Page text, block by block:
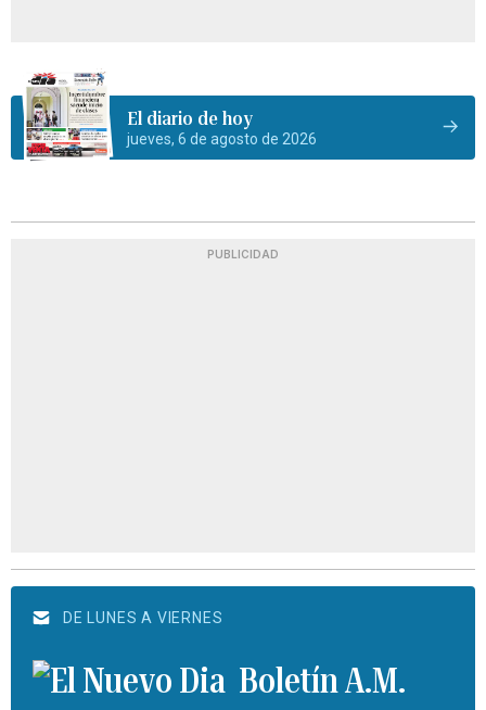
El diario de hoy
jueves, 6 de agosto de 2026
PUBLICIDAD
DE LUNES A VIERNES
Boletín A.M.